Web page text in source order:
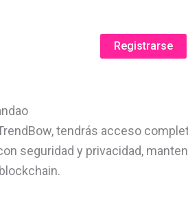
Registrarse
tendrás acceso
seguridad y privacidad,